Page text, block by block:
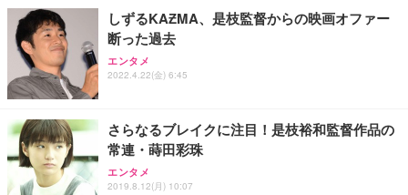
務用 おしゃれ パソコンチェア (ブラック)
Sezlife オフィスチェア デスクチェア 疲れない テレ
ワーク チェア 強化バックレスト 30度ロッキング機
能 人間工学 椅子 腰サポート 90度跳ね上げ式アーム
務用 おしゃれ パソコンチェア (ホワイト)
ANDWINT オフィスチェア デスクチェア 肘なし メ
ッシュ 通気性 ランバーサポート付き 腰サポート ガ
ス圧無段階昇降 360度回転 キャスター付き コンパク
【整備済み品】Dell E2724HS 27インチ 液晶モニタ
ー フルHD（1920×1080）VA 非光沢 HDMI/DisplayP
ort/VGA スピーカー内蔵 高さ調整 スイベル VESA対
【MiniLED/24.5inch/280Hz/FHD】GRAPHT THE S
HOOTER Gaming Monitor 24” Essential ゲーミン
グモニター QD 24.5インチ 1ms FHD 量子ドット 残
Smart Basic(スマートベーシック) 【Amazon.co.jp
限定】 Smart Basic アイリスオーヤマ ペットシーツ
超厚型 お徳用 ワイド 100枚入 (x 1) (ケース販売)
アイリスオーヤマ ペットシーツ 超厚型 お徳用 レギ
ュラー 200枚入【Amazon.co.jp限定】
しずるKAƵMA、是枝監督からの映画オファー
断った過去
エンタメ
2022.4.22(金) 6:45
さらなるブレイクに注目！是枝裕和監督作品の
常連・蒔田彩珠
エンタメ
2019.8.12(月) 10:07